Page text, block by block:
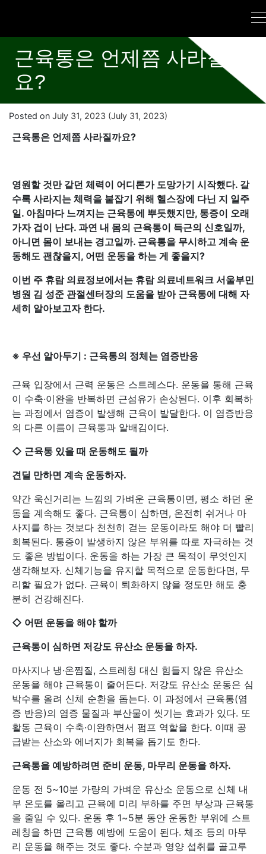
근육통은 언제쯤 사라질까
요?
Posted on July 31, 2023 (July 31, 2023)
근육통은 언제쯤 사라질까요?
영원할 것만 같던 체력이 어디론가 도망가기 시작했다. 갈
수록 사라지는 체력을 붙잡기 위해 헬스장에 다닌 지 일주
일. 아침마다 느껴지는 근육통에 뿌듯했지만, 통증이 오래
가자 겁이 난다. 과연 내 몸의 근육통이 득근의 신호일까,
아니면 몸이 보내는 경고일까. 근육통을 무시하고 계속 운
동해도 괜찮을지, 어떤 운동을 하는 게 좋을지?
이번 주 휴람 의료정보에서는 휴람 의료네트워크 서울부민
병원 김 성준 관절센터장의 도움을 받아 근육통에 대해 자
세히 알아보고자 한다.
※ 우선 알아두기 : 근육통의 정체는 염증반응
근육 입장에서 근력 운동은 스트레스다. 운동을 통해 근육
이 수축·이완을 반복하면 근섬유가 손상된다. 이후 회복하
는 과정에서 염증이 발생해 근육이 발달한다. 이 염증반응
의 다른 이름이 근육통과 알배김이다.
◇ 근육통 있을 때 운동해도 될까
견딜 만하면 계속 운동하자.
약간 욱신거리는 느낌의 가벼운 근육통이면, 평소 하던 운
동을 계속해도 좋다. 근육통이 심하면, 온전히 쉬거나 마
사지를 하는 것보다 천천히 걷는 운동이라도 해야 더 빨리
회복된다. 통증이 발생하지 않은 부위를 따로 자극하는 것
도 좋은 방법이다. 운동을 하는 가장 큰 목적이 무엇인지
생각해보자. 신체기능을 유지할 목적으로 운동한다면, 무
리할 필요가 없다. 근육이 퇴화하지 않을 정도만 해도 충
분히 건강해진다.
◇ 어떤 운동을 해야 할까
근육통이 심하면 저강도 유산소 운동을 하자.
마사지나 냉·온찜질, 스트레칭 대신 힘들지 않은 유산소
운동을 해야 근육통이 줄어든다. 저강도 유산소 운동은 심
박수를 올려 신체 순환을 돕는다. 이 과정에서 근육통(염
증 반응)의 염증 물질과 부산물이 씻기는 효과가 있다. 또
활동 근육이 수축·이완하면서 펌프 역할을 한다. 이때 공
급받는 산소와 에너지가 회복을 돕기도 한다.
근육통을 예방하려면 준비 운동, 마무리 운동을 하자.
운동 전 5~10분 가량의 가벼운 유산소 운동으로 신체 내
부 온도를 올리고 근육에 미리 부하를 주면 부상과 근육통
을 줄일 수 있다. 운동 후 1~5분 동안 운동한 부위에 스트
레칭을 하면 근육통 예방에 도움이 된다. 체조 등의 마무
리 운동을 해주는 것도 좋다. 수분과 영양 섭취를 골고루